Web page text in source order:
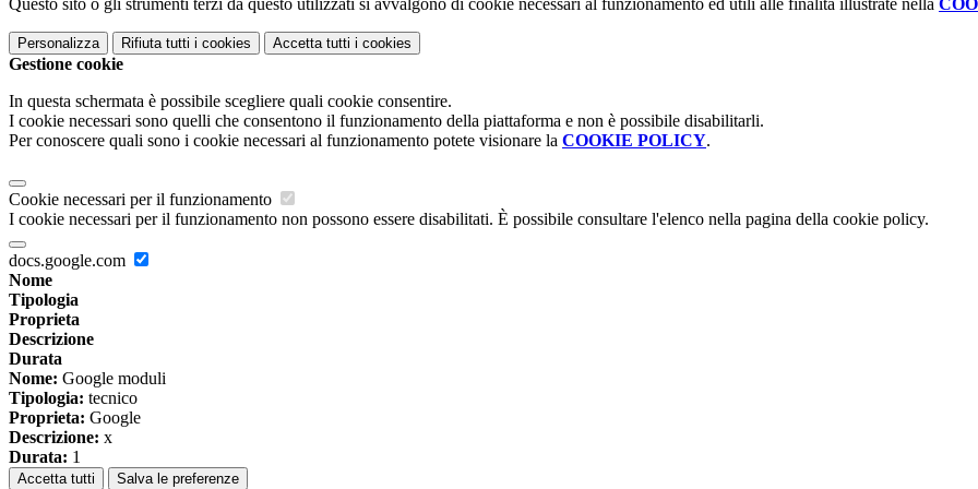
Questo sito o gli strumenti terzi da questo utilizzati si avvalgono di cookie necessari al funzionamento ed utili alle finalità illustrate nella
Personalizza Rifiuta tutti i cookies Accetta tutti i cookies
Gestione cookie
In questa schermata è possibile scegliere quali cookie consentire.
I cookie necessari sono quelli che consentono il funzionamento della piattaforma e non è possibile disabilitarli.
Per conoscere quali sono i cookie necessari al funzionamento potete visionare la COOKIE POLICY.
Cookie necessari per il funzionamento
I cookie necessari per il funzionamento non possono essere disabilitati. È possibile consultare l'elenco nella pagina della cookie policy.
docs.google.com
Nome
Tipologia
Proprieta
Descrizione
Durata
Nome: Google moduli
Tipologia: tecnico
Proprieta: Google
Descrizione: x
Durata: 1
Accetta tutti Salva le preferenze